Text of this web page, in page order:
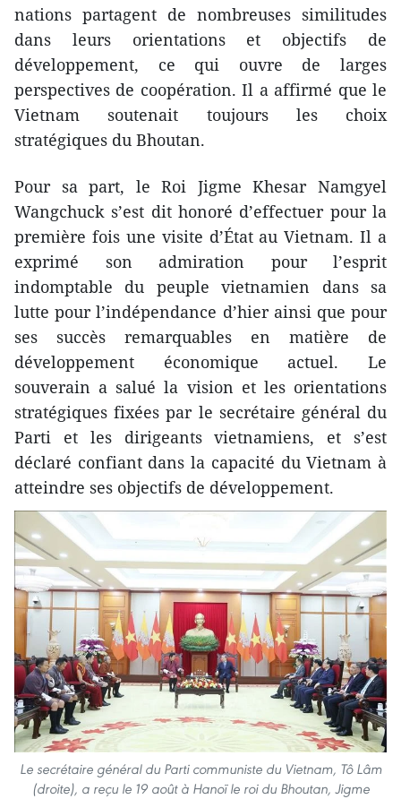
nations partagent de nombreuses similitudes
dans leurs orientations et objectifs de
développement, ce qui ouvre de larges
perspectives de coopération. Il a affirmé que le
Vietnam soutenait toujours les choix
stratégiques du Bhoutan.
Pour sa part, le Roi Jigme Khesar Namgyel
Wangchuck s’est dit honoré d’effectuer pour la
première fois une visite d’État au Vietnam. Il a
exprimé son admiration pour l’esprit
indomptable du peuple vietnamien dans sa
lutte pour l’indépendance d’hier ainsi que pour
ses succès remarquables en matière de
développement économique actuel. Le
souverain a salué la vision et les orientations
stratégiques fixées par le secrétaire général du
Parti et les dirigeants vietnamiens, et s’est
déclaré confiant dans la capacité du Vietnam à
atteindre ses objectifs de développement.
Le secrétaire général du Parti communiste du Vietnam, Tô Lâm
(droite), a reçu le 19 août à Hanoï le roi du Bhoutan, Jigme